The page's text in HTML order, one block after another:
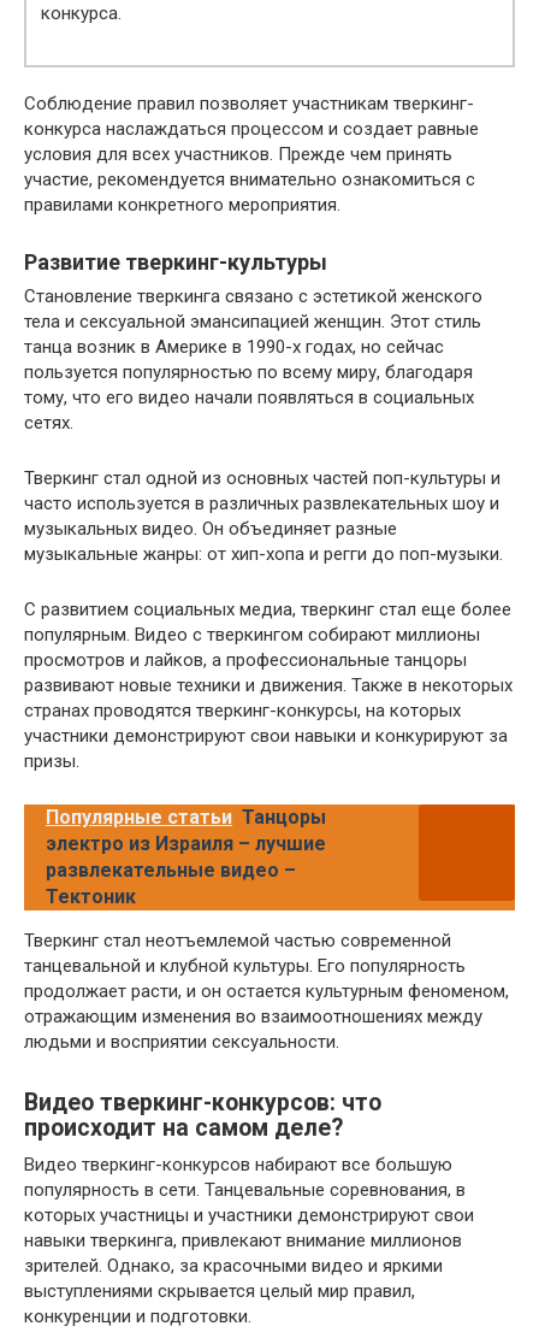
конкурса.
Соблюдение правил позволяет участникам тверкинг-
конкурса наслаждаться процессом и создает равные
условия для всех участников. Прежде чем принять
участие, рекомендуется внимательно ознакомиться с
правилами конкретного мероприятия.
Развитие тверкинг-культуры
Становление тверкинга связано с эстетикой женского
тела и сексуальной эмансипацией женщин. Этот стиль
танца возник в Америке в 1990-х годах, но сейчас
пользуется популярностью по всему миру, благодаря
тому, что его видео начали появляться в социальных
сетях.
Тверкинг стал одной из основных частей поп-культуры и
часто используется в различных развлекательных шоу и
музыкальных видео. Он объединяет разные
музыкальные жанры: от хип-хопа и регги до поп-музыки.
С развитием социальных медиа, тверкинг стал еще более
популярным. Видео с тверкингом собирают миллионы
просмотров и лайков, а профессиональные танцоры
развивают новые техники и движения. Также в некоторых
странах проводятся тверкинг-конкурсы, на которых
участники демонстрируют свои навыки и конкурируют за
призы.
Популярные статьи Танцоры
электро из Израиля – лучшие
развлекательные видео –
Тектоник
Тверкинг стал неотъемлемой частью современной
танцевальной и клубной культуры. Его популярность
продолжает расти, и он остается культурным феноменом,
отражающим изменения во взаимоотношениях между
людьми и восприятии сексуальности.
Видео тверкинг-конкурсов: что
происходит на самом деле?
Видео тверкинг-конкурсов набирают все большую
популярность в сети. Танцевальные соревнования, в
которых участницы и участники демонстрируют свои
навыки тверкинга, привлекают внимание миллионов
зрителей. Однако, за красочными видео и яркими
выступлениями скрывается целый мир правил,
конкуренции и подготовки.